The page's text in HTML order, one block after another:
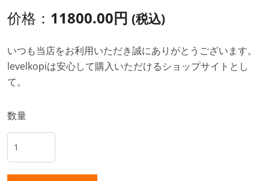
价格： 11800.00円 (税込)
いつも当店をお利用いただき誠にありがとうございます。
levelkopiは安心して購入いただけるショップサイトとし
て。
数量